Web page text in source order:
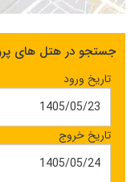
جستجو در هتل های
تاریخ ورود
تاریخ خروج